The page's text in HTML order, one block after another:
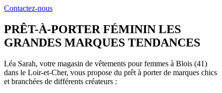
Contactez-nous
PRÊT-À-PORTER FÉMININ LES
GRANDES MARQUES TENDANCES
Léa Sarah, votre magasin de vêtements pour femmes à Blois (41)
dans le Loir-et-Cher, vous propose du prêt à porter de marques chics
et branchées de différents créateurs :